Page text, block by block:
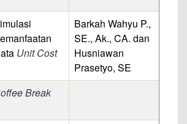
Unit Cost
Barkah Wahyu P.,
SE., Ak., CA. dan
Husniawan
Prasetyo, SE
Break